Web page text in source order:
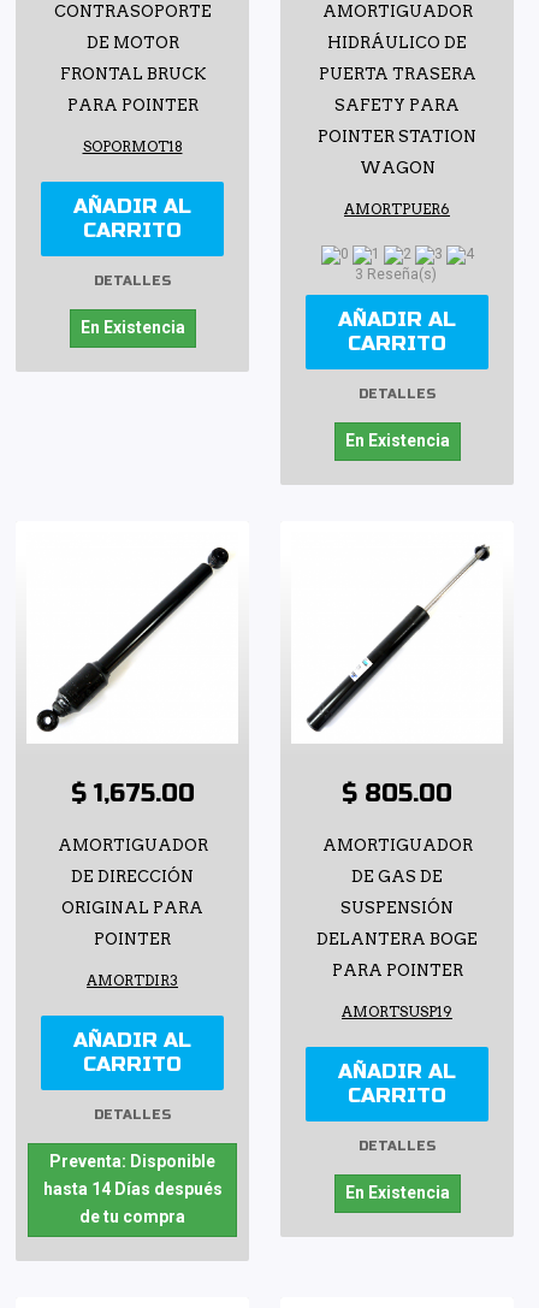
CONTRASOPORTE
DE MOTOR
FRONTAL BRUCK
PARA POINTER
SOPORMOT18
AÑADIR AL
CARRITO
DETALLES
En Existencia
AMORTIGUADOR
HIDRÁULICO DE
PUERTA TRASERA
SAFETY PARA
POINTER STATION
WAGON
AMORTPUER6
3 Reseña(s)
AÑADIR AL
CARRITO
DETALLES
En Existencia
$ 1,675.00
AMORTIGUADOR
DE DIRECCIÓN
ORIGINAL PARA
POINTER
AMORTDIR3
AÑADIR AL
CARRITO
DETALLES
Preventa: Disponible
hasta 14 Días después
de tu compra
$ 805.00
AMORTIGUADOR
DE GAS DE
SUSPENSIÓN
DELANTERA BOGE
PARA POINTER
AMORTSUSP19
AÑADIR AL
CARRITO
DETALLES
En Existencia